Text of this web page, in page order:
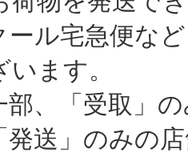
宅急便など
ます。
「受取」の
」のみの店